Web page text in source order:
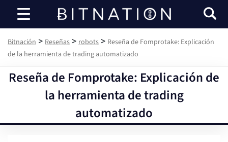
Bitnación
Bitnación > Reseñas > robots > Reseña de Fomprotake: Explicación
de la herramienta de trading automatizado
Reseña de Fomprotake: Explicación de
la herramienta de trading
automatizado